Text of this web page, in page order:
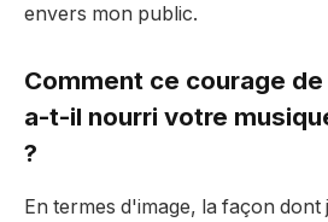
envers mon public.
Comment ce courage
a-t-il nourri votre
?
En termes d'image, la façon dont